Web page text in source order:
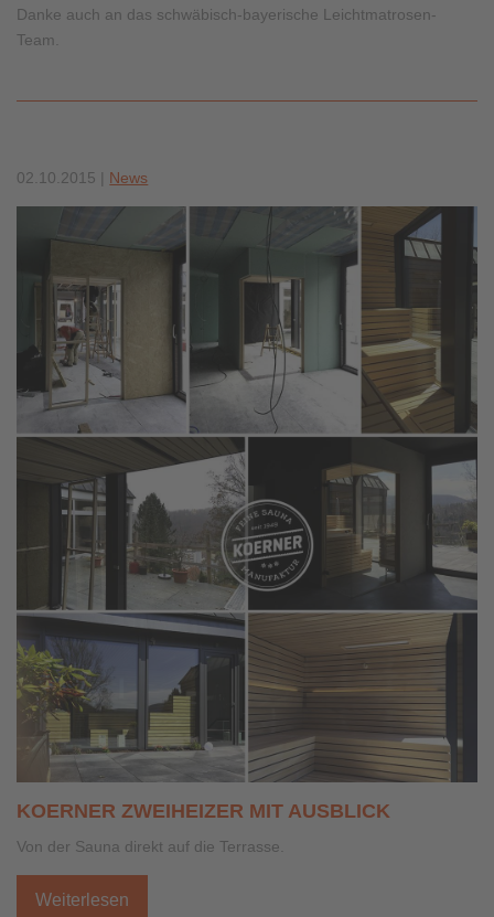
Danke auch an das schwäbisch-bayerische Leichtmatrosen-
Team.
02.10.2015 | News
KOERNER ZWEIHEIZER MIT AUSBLICK
Von der Sauna direkt auf die Terrasse.
Weiterlesen